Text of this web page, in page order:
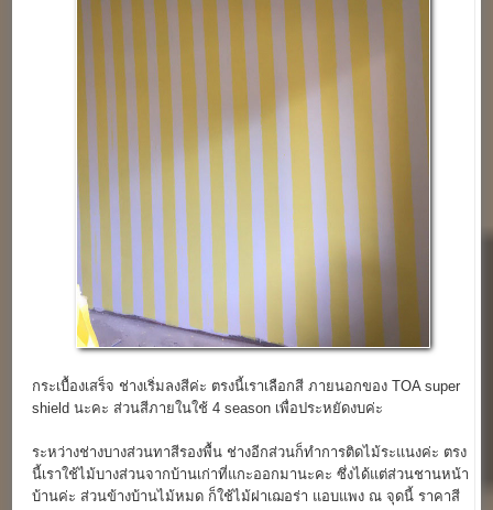
กระเบื้องเสร็จ ช่างเริ่มลงสีค่ะ ตรงนี้เราเลือกสี ภายนอกของ TOA super
shield นะคะ ส่วนสีภายในใช้ 4 season เพื่อประหยัดงบค่ะ
ระหว่างช่างบางส่วนทาสีรองพื้น ช่างอีกส่วนก็ทำการติดไม้ระแนงค่ะ ตรง
นี้เราใช้ไม้บางส่วนจากบ้านเก่าที่แกะออกมานะคะ ซึ่งได้แต่ส่วนชานหน้า
บ้านค่ะ ส่วนข้างบ้านไม้หมด ก็ใช้ไม้ฝาเฌอร่า แอบแพง ณ จุดนี้ ราคาสี